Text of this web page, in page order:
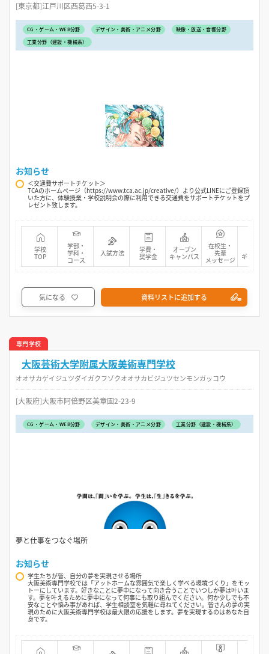
[東京都]江戸川区西葛西5-3-1
CG・ゲーム・WEB分野 デザイン・美術・アニメ分野
映像・放送・音響分野
工業分野（建設・機械系）
お知らせ
＜交通費サポートチケット＞
TCAのホームページ（https://www.tca.ac.jp/creative/）より公式LINEにご登録頂
いた方に、体験授業・学校説明会の際に利用できる交通費をサポートチケットをプ
レゼント致します。
学校
TOP
学部・
学科・
コース
入試方法
学費・
奨学金
オープン
キャンパス
在校生・
先輩
メッセージ
フォト
ギャラリ
気になる 資料リストに追加する
専門学校
大阪芸術大学附属大阪美術専門学校
オオサカゲイジュツダイガクフゾクオオサカビジュツセンモンガッコウ
[大阪府]大阪市阿倍野区美章園2-23-9
CG・ゲーム・WEB分野 デザイン・美術・アニメ分野 工業分野（建設・機械系）
夢と仕事をつなぐ場所
お知らせ
学生たちが皆、自分の夢を実現させる場所
大阪美術専門学校では「アットホームな雰囲気で楽しく学べる環境づくり」をモッ
トーにしています。好きなことに夢中になって向き合うことでいつしか夢は叶いま
す。夢を叶えるために夢中になって何事にも取り組んでください。何か少しでも不
安なことや悩み事があれば、学生相談室を気軽に尋ねてください。皆さんの夢の実
現のために大阪美術専門学校は最大限の応援をします。夢を実現するのはあなた自
身です。